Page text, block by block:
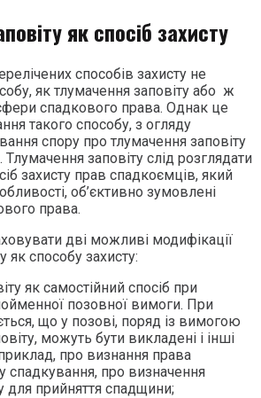
як спосіб захисту
способів захисту не
як тлумачення заповіту або ж
спадкового права. Однак це
такого способу, з огляду
спору про тлумачення заповіту
заповіту слід розглядати
захисту прав спадкоємців, який
об’єктивно зумовлені
права.
дві можливі модифікації
як способу захисту:
як самостійний спосіб при
позовної вимоги. При
що у позові, поряд із вимогою
можуть бути викладені і інші
про визнання права
спадкування, про визначення
для прийняття спадщини;